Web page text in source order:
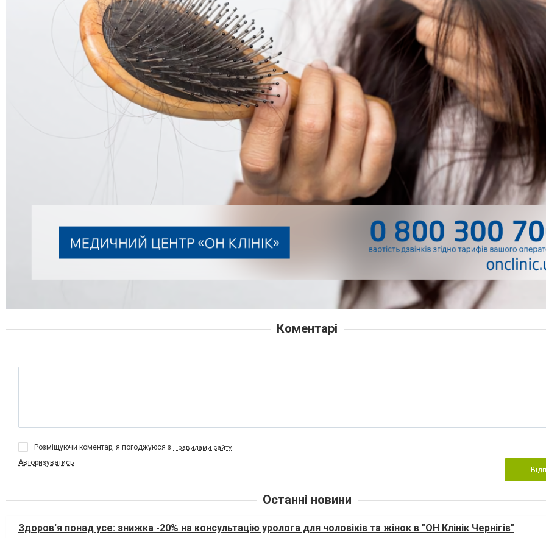
Коментарі
Розміщуючи коментар, я погоджуюся з Правилами сайту
Авторизуватись
Останні новини
Здоров'я понад усе: знижка -20% на консультацію уролога для чоловіків та жінок в "ОН Клінік Чернігів"